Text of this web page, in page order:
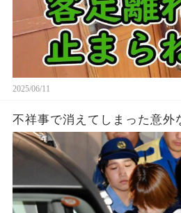
2025/06/11
不祥事で消えてしまった意外